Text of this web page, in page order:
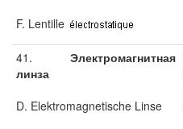
F. Lentille
41. Электромагнитная
линза
D. Elektromagnetische Linse